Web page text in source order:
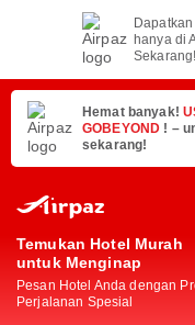
hanya di
Sekarang!
Hemat banyak!
GOBEYOND ! –
sekarang!
Temukan Hotel Murah
untuk Menginap
Pesan Hotel Anda dengan
Perjalanan Spesial